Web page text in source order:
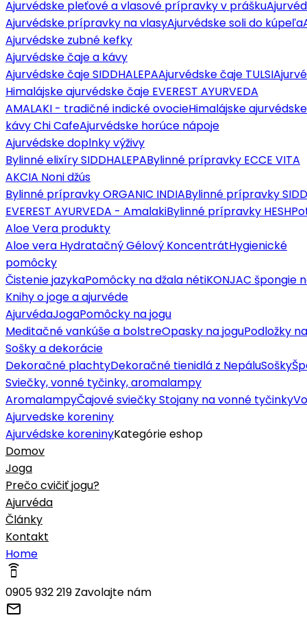
Ajurvédske pleťové a vlasové prípravky v prášku
Ajurvédske prípravky na vlasyAjurvédske soli do kúpeľa
Ajurvédske zubné kefky
Ajurvédske čaje a kávy
Ajurvédske čaje SIDDHALEPAAjurvédske čaje TULSI
Himalájske ajurvédske čaje EVEREST AYURVEDA
AMALAKI - tradičné indické ovocieHimalájske
kávy Chi CafeAjurvédske horúce nápoje
Ajurvédske doplnky výživy
Bylinné elixíry SIDDHALEPABylinné prípravky ECCE VITA
AKCIA Noni džús
Bylinné prípravky ORGANIC INDIABylinné prípravky
EVEREST AYURVEDA - AmalakiBylinné prípravky HESH
Aloe Vera produkty
Aloe vera Hydratačný Gélový KoncentrátHygienické
pomôcky
Čistenie jazykaPomôcky na džala nétiKONJAC špongie
Knihy o joge a ajurvéde
AjurvédaJogaPomôcky na jogu
Meditačné vankúše a bolstreOpasky na joguPodložky
Sošky a dekorácie
Dekoračné plachtyDekoračné tienidlá z NepáluSošky
Sviečky, vonné tyčinky, aromalampy
AromalampyČajové sviečkyStojany na vonné tyčinky
Ajurvedske koreniny
Ajurvédske koreninyKategórie eshop
Domov
Joga
Prečo cvičiť jogu?
Ajurvéda
Články
Kontakt
Home
speaker_phone
0905 932 219 Zavolajte nám
mail_outline